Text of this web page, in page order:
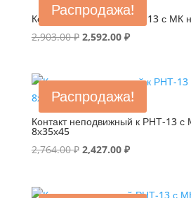
Распродажа!
Контакт подвижный РНТ-13 с МК
2,903.00₽ Первоначальная
2,903.00 ₽.
2,592.00 ₽Текущая
Распродажа!
Контакт неподвижный к РНТ-13 с
8х35х45
2,764.00₽ Первоначальная
2,427.00 ₽Текущая